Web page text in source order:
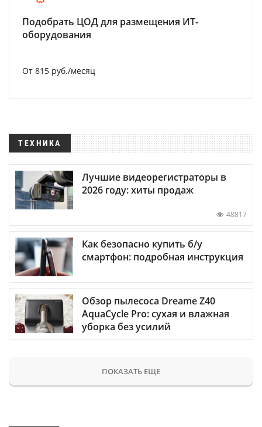
Подобрать ЦОД для размещения ИТ-
оборудования
От 815 руб./месяц
ТЕХНИКА
Лучшие видеорегистраторы в
2026 году: хиты продаж
48817
Как безопасно купить б/у
смартфон: подробная инструкция
Обзор пылесоса Dreame Z40
AquaCycle Pro: сухая и влажная
уборка без усилий
ПОКАЗАТЬ ЕЩЕ